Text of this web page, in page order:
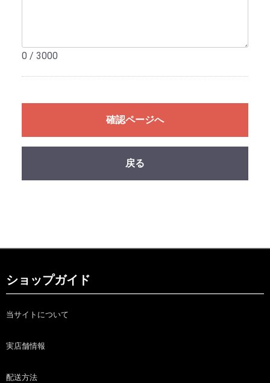
0 / 3000
確認ページへ
戻る
ショップガイド
当サイトについて
実店舗情報
配送方法